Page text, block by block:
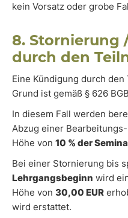
kein Vorsatz oder grobe
8. Stornierung
durch den
Eine Kündigung durch
Grund ist gemäß § 626
In diesem Fall werden
Abzug einer
Höhe von 10 % der
Bei einer Stornierung bis
Lehrgangsbeginn wird
Höhe von 30,00 EUR
wird erstattet.